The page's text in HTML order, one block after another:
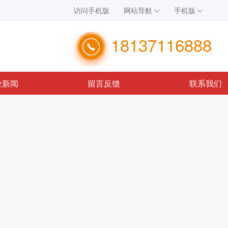
访问手机版 网站导航 手机版
18137116888
闻 留言反馈 联系我们